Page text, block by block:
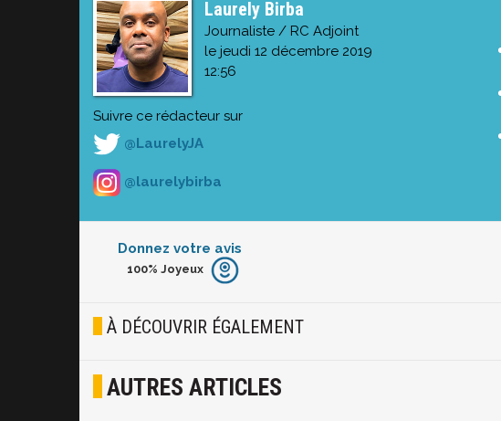
Laurely Birba
Journaliste / RC Adjoint
le jeudi 12 décembre 2019
12:56
Suivre ce rédacteur sur
@LaurelyJA
@laurelybirba
Donnez votre avis
Furieux
Joyeux
100% Joyeux
À DÉCOUVRIR ÉGALEMENT
AUTRES ARTICLES